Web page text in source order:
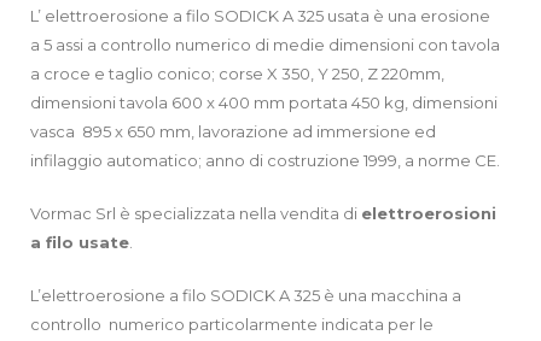
L’ elettroerosione a filo SODICK A 325 usata è una erosione
a 5 assi a controllo numerico di medie dimensioni con tavola
a croce e taglio conico; corse X 350, Y 250, Z 220mm,
dimensioni tavola 600 x 400 mm portata 450 kg, dimensioni
vasca 895 x 650 mm, lavorazione ad immersione ed
infilaggio automatico; anno di costruzione 1999, a norme CE.
Vormac Srl è specializzata nella vendita di elettroerosioni
a filo usate
L’elettroerosione a filo SODICK A 325 è una macchina a
controllo numerico particolarmente indicata per le